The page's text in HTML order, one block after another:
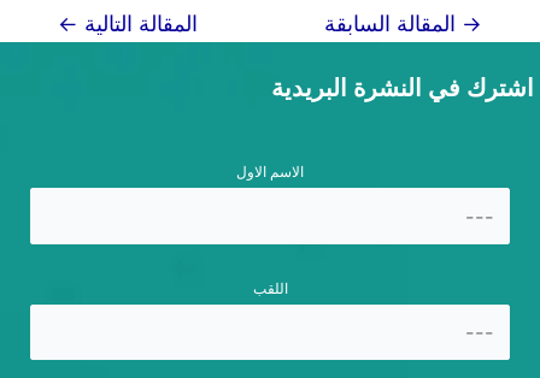
تصفّح→ المقالة السابقة المقالة التالية ←
اشترك في النشرة البريدية
الاسم الاول
اللقب